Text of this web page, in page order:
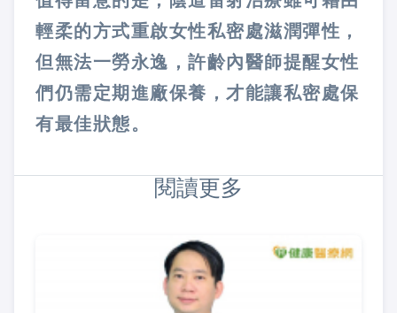
輕柔的方式重啟女性私密處滋潤彈性，
但無法一勞永逸，許齡內醫師提醒女性
們仍需定期進廠保養，才能讓私密處保
有最佳狀態。
閱讀更多